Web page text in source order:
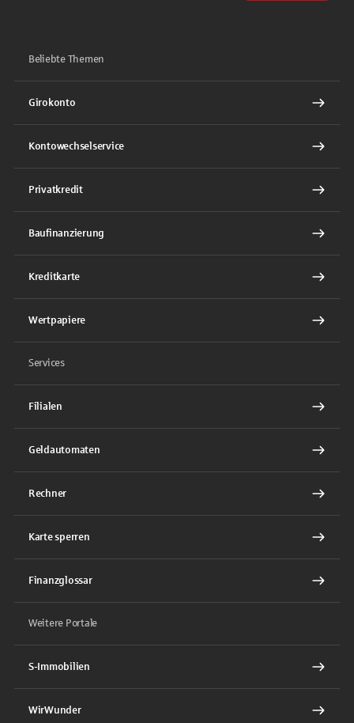
Beliebte Themen
Girokonto
Kontowechselservice
Privatkredit
Baufinanzierung
Kreditkarte
Wertpapiere
Services
Filialen
Geldautomaten
Rechner
Karte sperren
Finanzglossar
Weitere Portale
S-Immobilien
WirWunder